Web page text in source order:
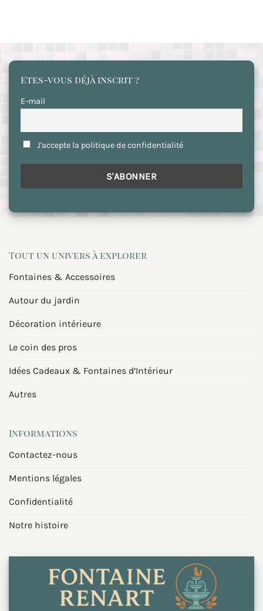
Etes-vous déjà inscrit ?
E-mail
J'accepte la politique de confidentialité
Tout un univers à explorer
Fontaines & Accessoires
Autour du jardin
Décoration intérieure
Le coin des pros
Idées Cadeaux & Fontaines d’Intérieur
Autres
Informations
Contactez-nous
Mentions légales
Confidentialité
Notre histoire